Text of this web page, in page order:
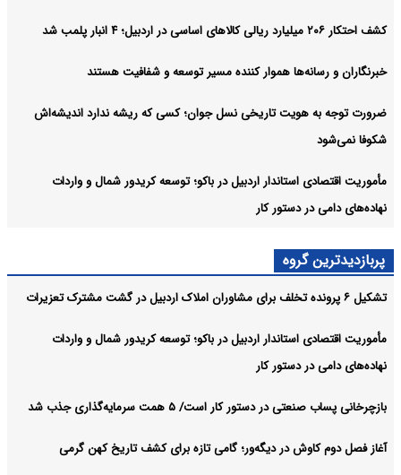
کشف احتکار ۲۰۶ میلیارد ریالی کالاهای اساسی در اردبیل؛ ۴ انبار پلمب شد
خبرنگاران و رسانه‌ها هموار کننده مسیر توسعه و شفافیت هستند
ضرورت توجه به هویت تاریخی نسل جوان؛ کسی که ریشه ندارد اندیشه‌اش
شکوفا نمی‌شود
مأموریت اقتصادی استاندار اردبیل در باکو؛ توسعه کریدور شمال و واردات
نهاده‌های دامی در دستور کار
پربازدیدترین گروه
تشکیل ۶ پرونده تخلف برای مشاوران املاک اردبیل در گشت مشترک تعزیرات
مأموریت اقتصادی استاندار اردبیل در باکو؛ توسعه کریدور شمال و واردات
نهاده‌های دامی در دستور کار
بازچرخانی پساب صنعتی در دستور کار است/ ۵ همت سرمایه‌گذاری جذب شد
آغاز فصل دوم کاوش در دیگه‌ور؛ گامی تازه برای کشف تاریخ کهن گرمی